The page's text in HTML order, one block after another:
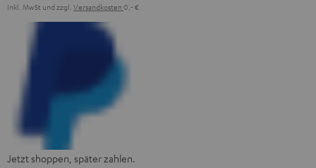
Inkl. MwSt und zzgl. Versandkosten 0,‐ €
Jetzt shoppen, später zahlen.